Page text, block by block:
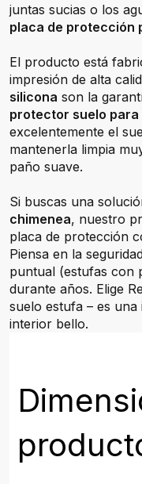
juntas sucias o los
placa de protección
El producto está
impresión de alta
silicona son la
protector suelo
excelentemente el
mantenerla limpia
paño suave.
Si buscas una
chimenea, nuestro
placa de protección
Piensa en la
puntual (estufas con
durante años. Elige
suelo estufa – es
interior bello.